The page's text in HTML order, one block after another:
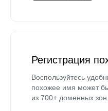
Регистрация
Воспользуйтесь
похожее имя может
из 700+ доменных зон.